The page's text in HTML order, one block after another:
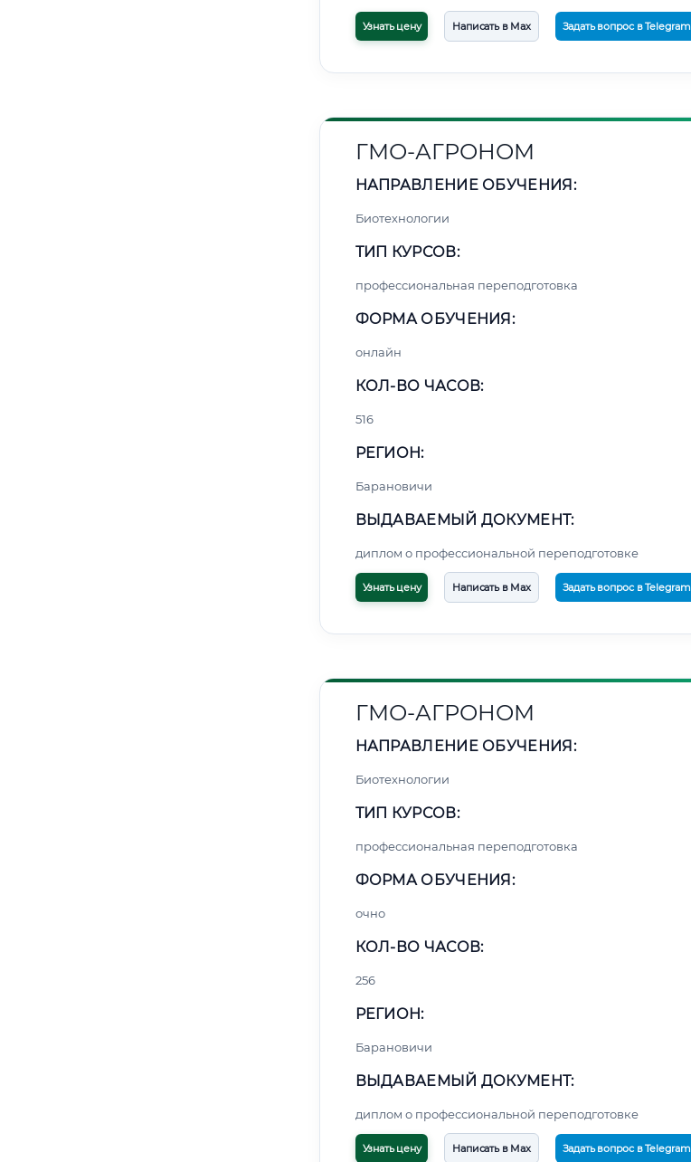
Узнать цену Написать в Max Задать вопрос в Telegram
ГМО-АГРОНОМ
НАПРАВЛЕНИЕ ОБУЧЕНИЯ:
Биотехнологии
ТИП КУРСОВ:
профессиональная переподготовка
ФОРМА ОБУЧЕНИЯ:
онлайн
КОЛ-ВО ЧАСОВ:
516
РЕГИОН:
Барановичи
ВЫДАВАЕМЫЙ ДОКУМЕНТ:
диплом о профессиональной переподготовке
Узнать цену Написать в Max Задать вопрос в Telegram
ГМО-АГРОНОМ
НАПРАВЛЕНИЕ ОБУЧЕНИЯ:
Биотехнологии
ТИП КУРСОВ:
профессиональная переподготовка
ФОРМА ОБУЧЕНИЯ:
очно
КОЛ-ВО ЧАСОВ:
256
РЕГИОН:
Барановичи
ВЫДАВАЕМЫЙ ДОКУМЕНТ:
диплом о профессиональной переподготовке
Узнать цену Написать в Max Задать вопрос в Telegram